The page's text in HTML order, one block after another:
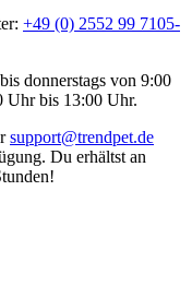
+49 (0) 2552 99 7105-
donnerstags von 9:00
Uhr bis 13:00 Uhr.
support@trendpet.de
Du erhältst an